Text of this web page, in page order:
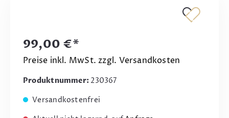
99,00 €*
Preise inkl. MwSt. zzgl. Versandkosten
Produktnummer: 230367
Versandkostenfrei